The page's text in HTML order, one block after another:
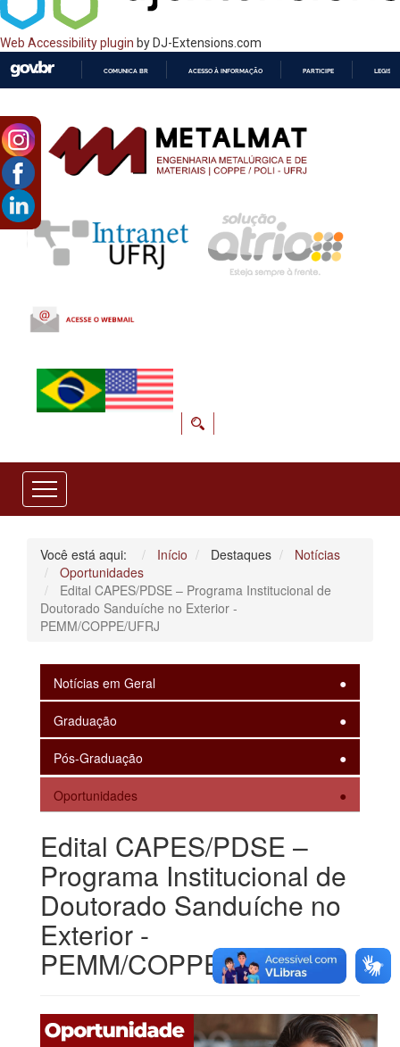
Web Accessibility plugin by DJ-Extensions.com
CONTEÚDO
COMUNICA BR ACESSO À INFORMAÇÃO PARTICIPE
Você está aqui: Início Destaques
Notícias
Oportunidades
Edital CAPES/PDSE – Programa Institucional de
Doutorado Sanduíche no Exterior -
PEMM/COPPE/UFRJ
Notícias em Geral
Graduação
Pós-Graduação
Oportunidades
Edital CAPES/PDSE –
Programa Institucional de
Doutorado Sanduíche no
Exterior -
PEMM/COPPE/UFRJ